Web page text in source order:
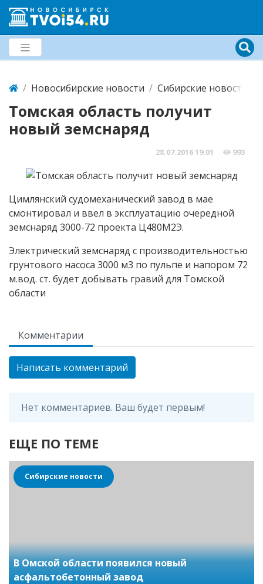
Новосибирские новости Сибирские новости
Томская область получит
новый земснаряд
28.07.2016 19:01 993
Цимлянский судомеханический завод в мае
смонтировал и ввел в эксплуатацию очередной
земснаряд 3000-72 проекта Ц480М2Э.
Электрический земснаряд с производительностью
грунтового насоса 3000 м3 по пульпе и напором 72
м.вод. ст. будет добывать гравий для Томской
области
Комментарии
Написать комментарий
Нет комментариев. Ваш будет первым!
ЕЩЕ ПО ТЕМЕ
Сибирские новости
В Омской области появился новый
асфальтобетонный завод